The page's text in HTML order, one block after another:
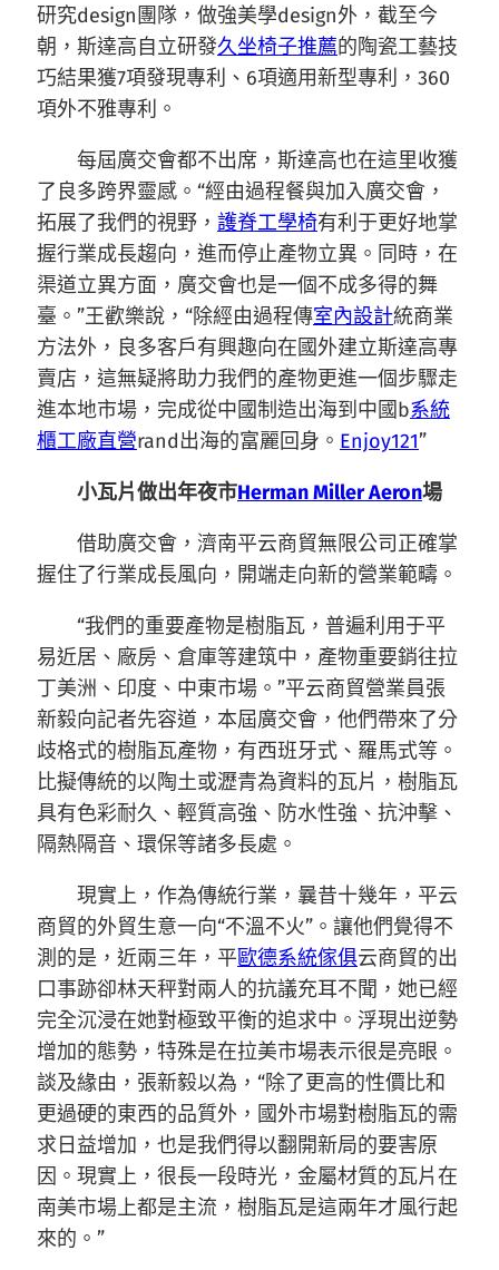
研究design團隊，做強美學design外，截至今
朝，斯達高自立研發久坐椅子推薦的陶瓷工藝技
巧結果獲7項發現專利、6項適用新型專利，360
項外不雅專利。
每屆廣交會都不出席，斯達高也在這里收獲
了良多跨界靈感。“經由過程餐與加入廣交會，
拓展了我們的視野， 護脊工學椅有利于更好地掌
握行業成長趨向，進而停止產物立異。同時，在
渠道立異方面，廣交會也是一個不成多得的舞
臺。”王歡樂說，“除經由過程傳室內設計統商業
方法外，良多客戶有興趣向在國外建立斯達高專
賣店，這無疑將助力我們的產物更進一個步驟走
進本地市場，完成從中國制造出海到中國b系統
櫃工廠直營rand出海的富麗回身。 Enjoy121”
小瓦片做出年夜市Herman Miller Aeron場
借助廣交會，濟南平云商貿無限公司正確掌
握住了行業成長風向，開端走向新的營業範疇。
“我們的重要產物是樹脂瓦，普遍利用于平
易近居、廠房、倉庫等建筑中，產物重要銷往拉
丁美洲、印度、中東市場。”平云商貿營業員張
新毅向記者先容道，本屆廣交會，他們帶來了分
歧格式的樹脂瓦產物，有西班牙式、羅馬式等。
比擬傳統的以陶土或瀝青為資料的瓦片，樹脂瓦
具有色彩耐久、輕質高強、防水性強、抗沖擊、
隔熱隔音、環保等諸多長處。
現實上，作為傳統行業，曩昔十幾年，平云
商貿的外貿生意一向“不溫不火”。讓他們覺得不
測的是，近兩三年，平歐德系統傢俱云商貿的出
口事跡卻林天秤對兩人的抗議充耳不聞，她已經
完全沉浸在她對極致平衡的追求中。浮現出逆勢
增加的態勢，特殊是在拉美市場表示很是亮眼。
談及緣由，張新毅以為，“除了更高的性價比和
更過硬的東西的品質外，國外市場對樹脂瓦的需
求日益增加，也是我們得以翻開新局的要害原
因。現實上，很長一段時光，金屬材質的瓦片在
南美市場上都是主流，樹脂瓦是這兩年才風行起
來的。”